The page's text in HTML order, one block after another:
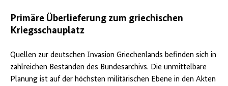
Primäre Überlieferung zum griechischen
Kriegsschauplatz
Quellen zur deutschen Invasion Griechenlands befinden sich in
zahlreichen Beständen des Bundesarchivs. Die unmittelbare
Planung ist auf der höchsten militärischen Ebene in den Akten